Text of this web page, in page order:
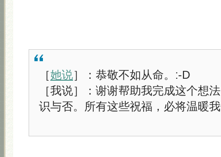
［她说］：恭敬不如从命。:-D
［我说］：谢谢帮助我完成这个想
识与否。所有这些祝福，必将温暖